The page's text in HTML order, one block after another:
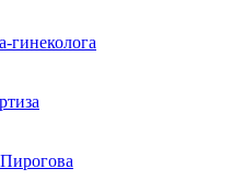
гинеколога